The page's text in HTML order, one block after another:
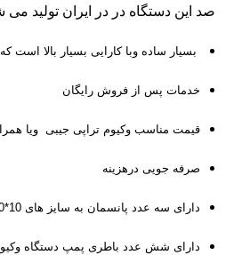
صد این دستگاه در در ایران تولید
بسیار ساده وبا کارایی بسیار بالا
خدمات پس از فروش رایگان
قیمت مناسب وکیوم تراپی جیبی ویا
صرفه جویی درهزینه
دارای سه عدد پانسمان به سایز های 10*10و15*15و10*20و10*30
دارای شش عدد باطری پمپ دستگاه